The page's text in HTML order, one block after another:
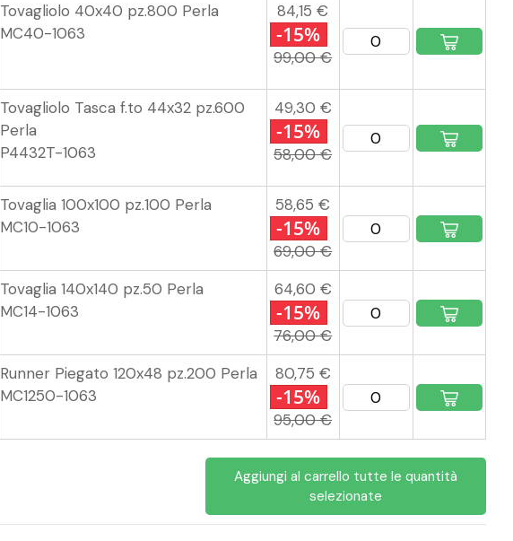
Tovagliolo 40x40 pz.800 Perla
MC40-1063
84,15 €
-15%
99,00 €
Tovagliolo Tasca f.to 44x32 pz.600
Perla
P4432T-1063
49,30 €
-15%
58,00 €
Tovaglia 100x100 pz.100 Perla
MC10-1063
58,65 €
-15%
69,00 €
Tovaglia 140x140 pz.50 Perla
MC14-1063
64,60 €
-15%
76,00 €
Runner Piegato 120x48 pz.200 Perla
MC1250-1063
80,75 €
-15%
95,00 €
Aggiungi al carrello tutte le quantità
selezionate